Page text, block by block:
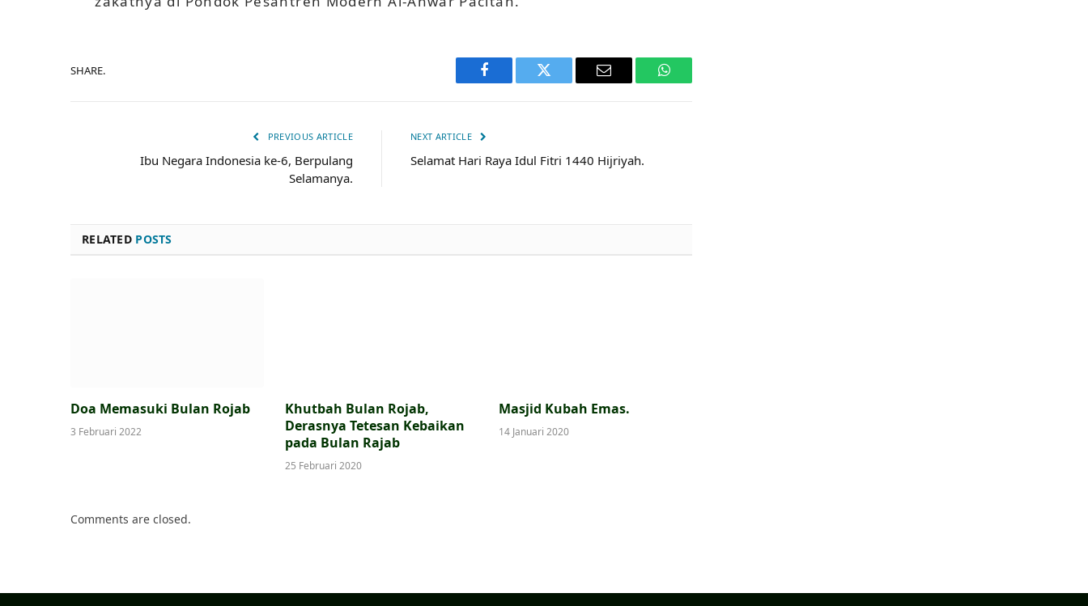
SHARE.
Facebook Twitter Email WhatsApp
PREVIOUS ARTICLE
Ibu Negara Indonesia ke-6, Berpulang
Selamanya.
NEXT ARTICLE
Selamat Hari Raya Idul Fitri 1440 Hijriyah.
RELATED POSTS
Doa Memasuki Bulan Rojab
3 Februari 2022
Khutbah Bulan Rojab,
Derasnya Tetesan Kebaikan
pada Bulan Rajab
25 Februari 2020
Masjid Kubah Emas.
14 Januari 2020
Comments are closed.